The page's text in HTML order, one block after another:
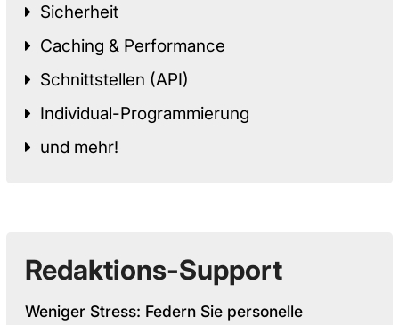
Sicherheit
Caching & Performance
Schnittstellen (API)
Individual-Programmierung
und mehr!
Redaktions-Support
Weniger Stress: Federn Sie personelle